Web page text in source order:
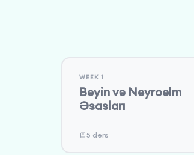
WEEK 1
Beyin və Neyroelm
Əsasları
5 dərs